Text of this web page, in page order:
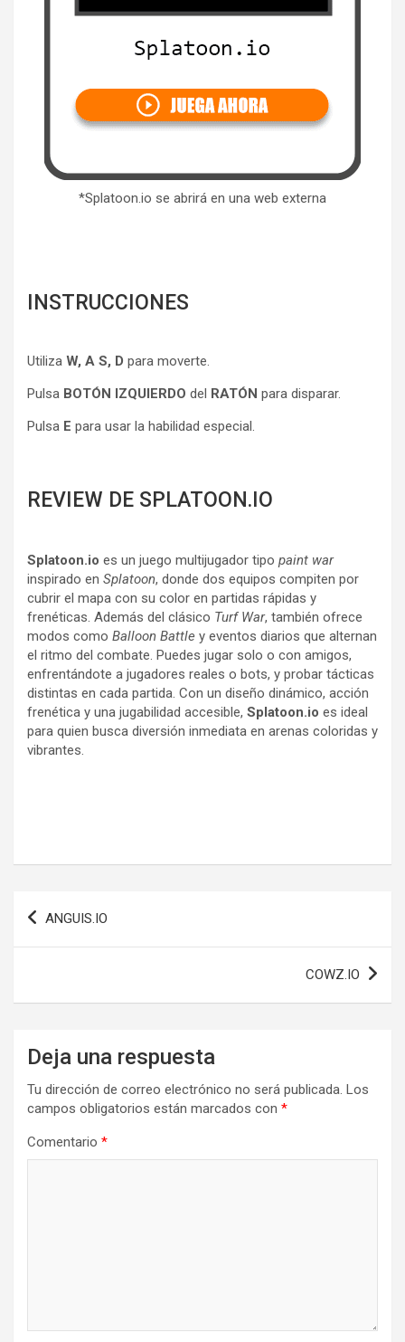
*Splatoon.io se abrirá en una web externa
INSTRUCCIONES
Utiliza W, A S, D para moverte.
Pulsa BOTÓN IZQUIERDO del RATÓN para disparar.
Pulsa E para usar la habilidad especial.
REVIEW DE SPLATOON.IO
Splatoon.io es un juego multijugador tipo paint war
inspirado en Splatoon, donde dos equipos compiten por
cubrir el mapa con su color en partidas rápidas y
frenéticas. Además del clásico Turf War, también ofrece
modos como Balloon Battle y eventos diarios que alternan
el ritmo del combate. Puedes jugar solo o con amigos,
enfrentándote a jugadores reales o bots, y probar tácticas
distintas en cada partida. Con un diseño dinámico, acción
frenética y una jugabilidad accesible, Splatoon.io es ideal
para quien busca diversión inmediata en arenas coloridas y
vibrantes.
Navegación
ANGUIS.IO
COWZ.IO
Deja una respuesta
Tu dirección de correo electrónico no será publicada. Los
campos obligatorios están marcados con *
Comentario *